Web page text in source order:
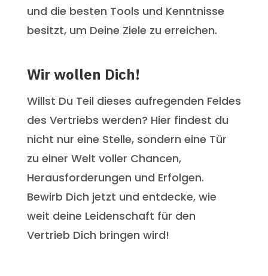
und die besten Tools und Kenntnisse
besitzt, um Deine Ziele zu erreichen.
Wir wollen Dich!
Willst Du Teil dieses aufregenden Feldes
des Vertriebs werden? Hier findest du
nicht nur eine Stelle, sondern eine Tür
zu einer Welt voller Chancen,
Herausforderungen und Erfolgen.
Bewirb Dich jetzt und entdecke, wie
weit deine Leidenschaft für den
Vertrieb Dich bringen wird!